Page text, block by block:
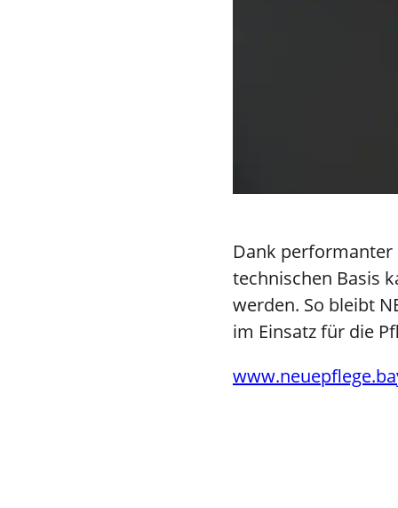
Dank performanter
technischen Basis
werden. So bleibt
im Einsatz für die